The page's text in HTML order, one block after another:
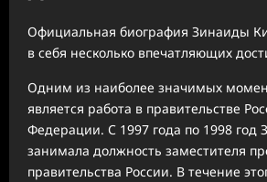
Официальная биография Зинаиды
в себя несколько впечатляющих
Одним из наиболее значимых
является работа в правительстве
Федерации. С 1997 года по 1998 год
занимала должность заместителя
правительства России. В течение